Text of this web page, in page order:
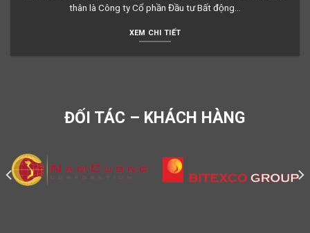
thân là Công ty Cổ phần Đầu tư Bất động...
XEM CHI TIẾT
ĐỐI TÁC – KHÁCH HÀNG